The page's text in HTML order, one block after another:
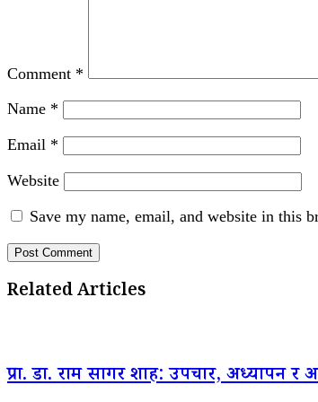
Comment *
Name *
Email *
Website
Save my name, email, and website in this
Related Articles
प्रा. डा. राम सागर शाह: उपचार, अध्यापन